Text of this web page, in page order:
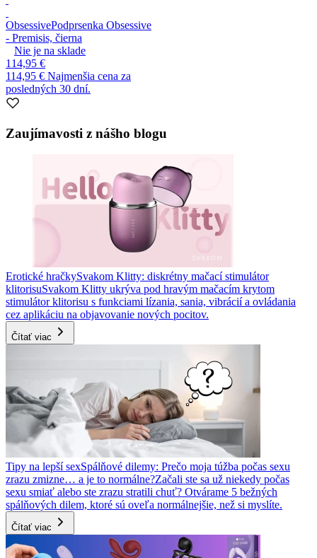
ObsessivePodprsenka Obsessive
- Premisis, čierna
Nie je na sklade
114,95 €
114,95 € Najmenšia cena za
posledných 30 dní.
Zaujímavosti z nášho blogu
Erotické hračkySvakom Klitty: diskrétny mačací stimulátor
klitorisuSvakom Klitty ukrýva pod hravým mačacím krytom
stimulátor klitorisu s funkciami lízania, sania, vibrácií a ovládania
cez aplikáciu na objavovanie nových pocitov.
Čítať viac
Tipy na lepší sexSpálňové dilemy: Prečo moja túžba počas sexu
zrazu zmizne… a je to normálne?Začali ste sa už niekedy počas
sexu smiať alebo ste zrazu stratili chuť? Otvárame 5 bežných
spálňových dilem, ktoré sú oveľa normálnejšie, než si myslíte.
Čítať viac